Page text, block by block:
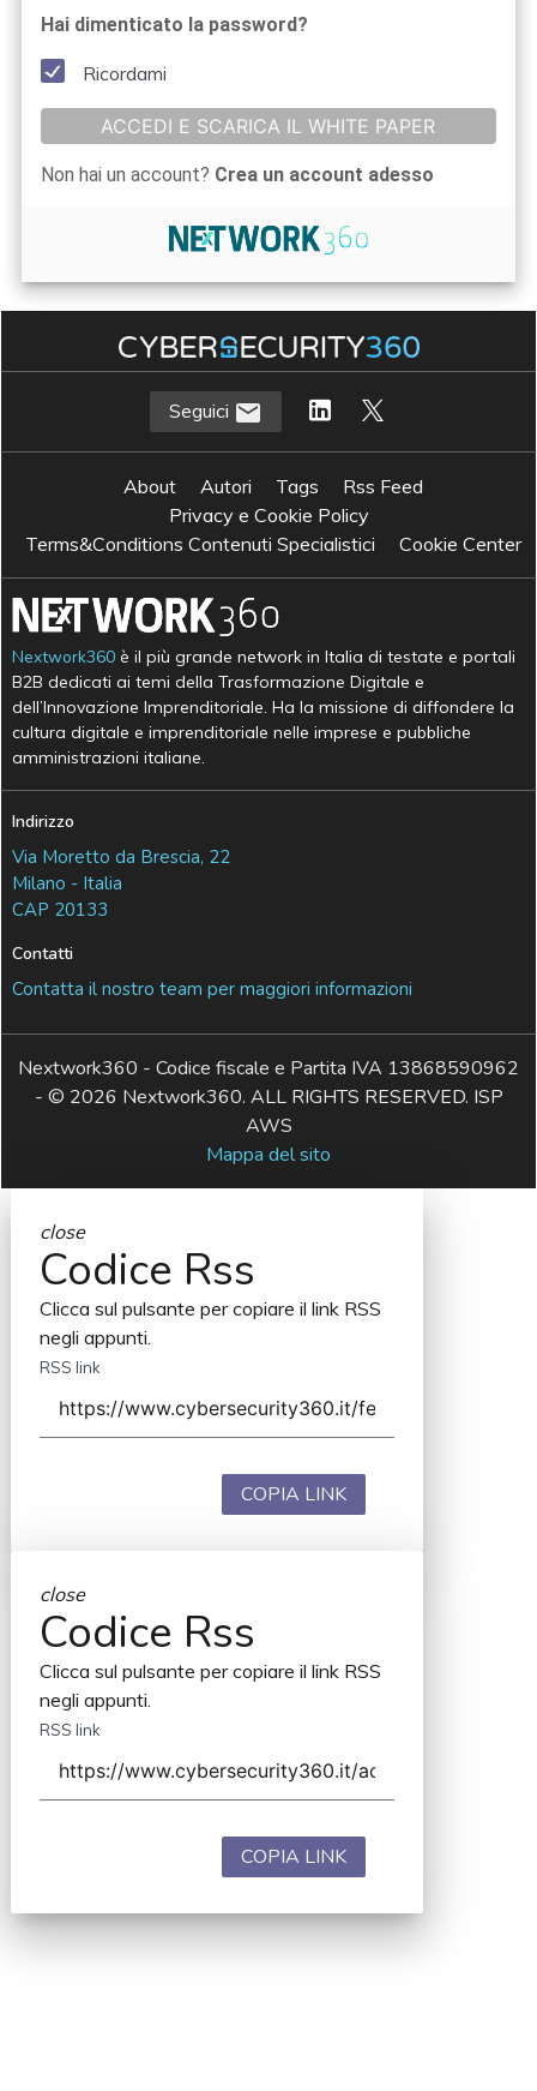
Hai dimenticato la password?
Ricordami
ACCEDI E SCARICA IL WHITE PAPER
Non hai un account? Crea un account adesso
Seguici
About Autori Tags
Rss Feed
Privacy e Cookie Policy
Terms&Conditions Contenuti Specialistici
Cookie Center
Nextwork360 è il più grande network in Italia di testate e portali
B2B dedicati ai temi della Trasformazione Digitale e
dell’Innovazione Imprenditoriale. Ha la missione di diffondere la
cultura digitale e imprenditoriale nelle imprese e pubbliche
amministrazioni italiane.
Indirizzo
Via Moretto da Brescia, 22
Milano - Italia
CAP 20133
Contatti
Contatta il nostro team per maggiori informazioni
Nextwork360 - Codice fiscale e Partita IVA 13868590962
- © 2026 Nextwork360. ALL RIGHTS RESERVED. ISP
AWS
Mappa del sito
close
Codice Rss
Clicca sul pulsante per copiare il link RSS
negli appunti.
RSS link
COPIA LINK
close
Codice Rss
Clicca sul pulsante per copiare il link RSS
negli appunti.
RSS link
COPIA LINK